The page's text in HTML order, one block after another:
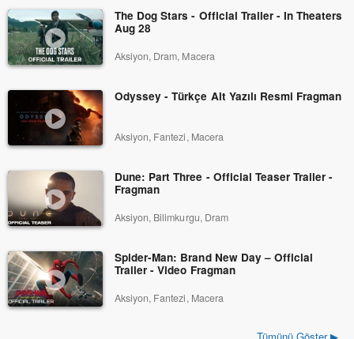
The Dog Stars - Official Trailer - In Theaters
Aug 28
Aksiyon, Dram, Macera
Odyssey - Türkçe Alt Yazılı Resmi Fragman
Aksiyon, Fantezi, Macera
Dune: Part Three - Official Teaser Trailer -
Fragman
Aksiyon, Bilimkurgu, Dram
Spider-Man: Brand New Day – Official
Trailer - Video Fragman
Aksiyon, Fantezi, Macera